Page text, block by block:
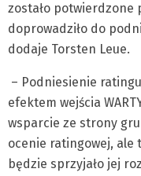
zostało potwierdzone
doprowadziło do
dodaje Torsten Leue.
– Podniesienie
efektem wejścia
wsparcie ze strony
ocenie ratingowej, ale
będzie sprzyjało jej